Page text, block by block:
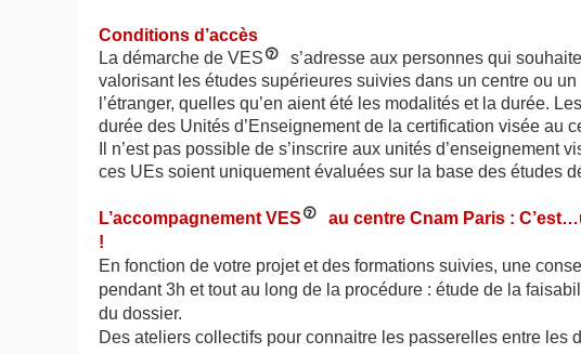
Conditions d’accès
La démarche de VES
s’adresse aux personnes qui
valorisant les études supérieures suivies dans un centre ou
l’étranger, quelles qu’en aient été les modalités et la durée.
durée des Unités d’Enseignement de la certification visée au
Il n’est pas possible de s’inscrire aux unités d’enseignement
ces UEs soient uniquement évaluées sur la base des études
L’accompagnement VES
au centre Cnam Paris :
!
En fonction de votre projet et des formations suivies, une
pendant 3h et tout au long de la procédure : étude de la
du dossier.
Des ateliers collectifs pour connaitre les passerelles entre les